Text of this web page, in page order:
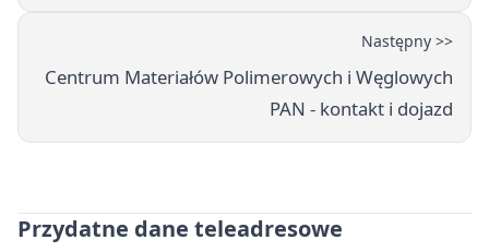
Następny >>
Centrum Materiałów Polimerowych i Węglowych
PAN - kontakt i dojazd
Przydatne dane teleadresowe